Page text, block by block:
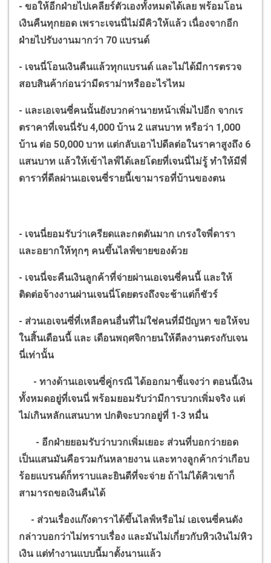
- ขอให้อีกฝ่ายไปเคลียร์ตัวเองทั้งหมดได้เลย พร้อมโอน
เงินคืนทุกยอด เพราะเจนนี่ไม่มีคิวให้แล้ว เนื่องจากอีก
ฝ่ายไปรับงานมากว่า 70 แบรนด์
- เจนนี่โอนเงินคืนแล้วทุกแบรนด์ และไม่ได้มีการตรวจ
สอบสินค้าก่อนว่ามีดราม่าหรืออะไรไหม
- และเอเจนซี่คนนั้นยังบวกค่านายหน้าเพิ่มไปอีก จากเร
ตราคาที่เจนนี่รับ 4,000 บ้าน 2 แสนบาท หรือว่า 1,000
บ้าน ต่อ 50,000 บาท แต่กลับเอาไปดีลต่อในราคาสูงถึง 6
แสนบาท แล้วให้เข้าไลฟ์ได้เลยโดยที่เจนนี่ไม่รู้ ทำให้มีพี่
ดาราที่ดีลผ่านเอเจนซี่รายนี้เขามารอที่บ้านของตน
- เจนนี่ยอมรับว่าเครียดและกดดันมาก เกรงใจพี่ดารา
และอยากให้ทุกๆ คนขึ้นไลฟ์ขายของด้วย
- เจนนี่จะคืนเงินลูกค้าที่จ่ายผ่านเอเจนซี่คนนี้ และให้
ติดต่อจ้างงานผ่านเจนนี่โดยตรงถึงจะช้าแต่ก็ชัวร์
- ส่วนเอเจนซี่ที่เหลือคนอื่นที่ไม่ใช่คนที่มีปัญหา ขอให้จบ
ในสิ้นเดือนนี้ และ เดือนพฤศจิกายนให้ดีลงานตรงกับเจน
นี่เท่านั้น
- ทางด้านเอเจนซี่คู่กรณี ได้ออกมาชี้แจงว่า ตอนนี้เงิน
ทั้งหมดอยู่ที่เจนนี่ พร้อมยอมรับว่ามีการบวกเพิ่มจริง แต่
ไม่เกินหลักแสนบาท ปกติจะบวกอยู่ที่ 1-3 หมื่น
- อีกฝ่ายยอมรับว่าบวกเพิ่มเยอะ ส่วนที่บอกว่ายอด
เป็นแสนมันคือรวมกันหลายงาน และทางลูกค้ากว่าเกือบ
ร้อยแบรนด์ก็ทราบและยินดีที่จะจ่าย ถ้าไม่ได้คิวเขาก็
สามารถขอเงินคืนได้
- ส่วนเรื่องแก๊งดาราได้ขึ้นไลฟ์หรือไม่ เอเจนซี่คนดัง
กล่าวบอกว่าไม่ทราบเรื่อง และมันไม่เกี่ยวกับหิวเงินไม่หิว
เงิน แต่ทำงานแบบนี้มาตั้งนานแล้ว